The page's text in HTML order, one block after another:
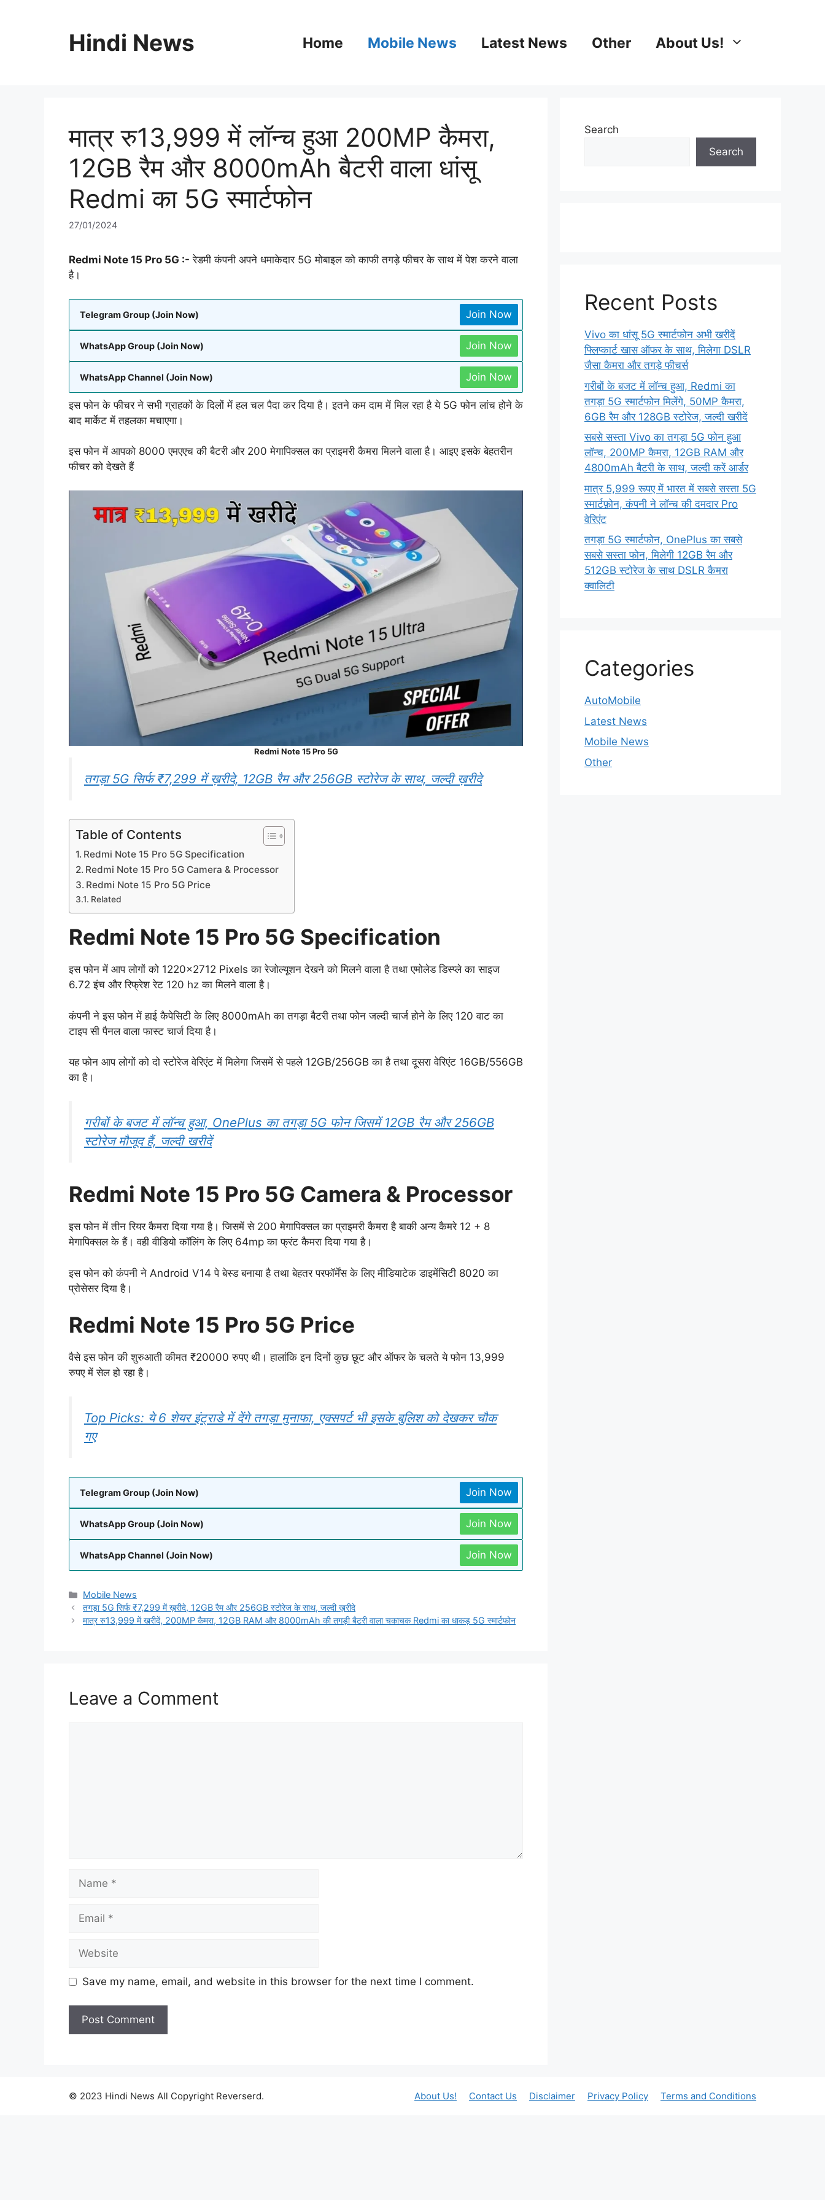
Hindi News Home Mobile News Latest News Other About Us!
मात्र रु13,999 में लॉन्च हुआ 200MP कैमरा,
12GB रैम और 8000mAh बैटरी वाला धांसू
Redmi का 5G स्मार्टफोन
27/01/2024
Redmi Note 15 Pro 5G :- रेडमी कंपनी अपने धमाकेदार 5G मोबाइल को काफी तगड़े फीचर के साथ में पेश करने वाला
है।
Telegram Group (Join Now) Join Now
WhatsApp Group (Join Now) Join Now
WhatsApp Channel (Join Now) Join Now
इस फोन के फीचर ने सभी ग्राहकों के दिलों में हल चल पैदा कर दिया है। इतने कम दाम में मिल रहा है ये 5G फोन लांच होने के
बाद मार्केट में तहलका मचाएगा।
इस फोन में आपको 8000 एमएएच की बैटरी और 200 मेगापिक्सल का प्राइमरी कैमरा मिलने वाला है। आइए इसके बेहतरीन
फीचर को देखते हैं
Redmi Note 15 Pro 5G
तगड़ा 5G सिर्फ ₹7,299 में ख़रीदे, 12GB रैम और 256GB स्टोरेज के साथ, जल्दी ख़रीदे
Table of Contents
Redmi Note 15 Pro 5G Specification
Redmi Note 15 Pro 5G Camera & Processor
Redmi Note 15 Pro 5G Price
Related
Redmi Note 15 Pro 5G Specification
इस फोन में आप लोगों को 1220×2712 Pixels का रेजोल्यूशन देखने को मिलने वाला है तथा एमोलेड डिस्प्ले का साइज
6.72 इंच और रिफ्रेश रेट 120 hz का मिलने वाला है।
कंपनी ने इस फोन में हाई कैपेसिटी के लिए 8000mAh का तगड़ा बैटरी तथा फोन जल्दी चार्ज होने के लिए 120 वाट का
टाइप सी पैनल वाला फास्ट चार्ज दिया है।
यह फोन आप लोगों को दो स्टोरेज वेरिएंट में मिलेगा जिसमें से पहले 12GB/256GB का है तथा दूसरा वेरिएंट 16GB/556GB
का है।
गरीबों के बजट में लॉन्च हुआ, OnePlus का तगड़ा 5G फोन जिसमें 12GB रैम और 256GB
स्टोरेज मौजूद हैं, जल्दी खरीदें
Redmi Note 15 Pro 5G Camera & Processor
इस फोन में तीन रियर कैमरा दिया गया है। जिसमें से 200 मेगापिक्सल का प्राइमरी कैमरा है बाकी अन्य कैमरे 12 + 8
मेगापिक्सल के हैं। वही वीडियो कॉलिंग के लिए 64mp का फ्रंट कैमरा दिया गया है।
इस फोन को कंपनी ने Android V14 पे बेस्ड बनाया है तथा बेहतर परफॉर्मेंस के लिए मीडियाटेक डाइमेंसिटी 8020 का
प्रोसेसर दिया है।
Redmi Note 15 Pro 5G Price
वैसे इस फोन की शुरुआती कीमत ₹20000 रुपए थी। हालांकि इन दिनों कुछ छूट और ऑफर के चलते ये फोन 13,999
रुपए में सेल हो रहा है।
Top Picks: ये 6 शेयर इंट्राडे में देंगे तगड़ा मुनाफा, एक्सपर्ट भी इसके बुलिश को देखकर चौक
गए
Telegram Group (Join Now) Join Now
WhatsApp Group (Join Now) Join Now
WhatsApp Channel (Join Now) Join Now
Categories
Mobile News
तगड़ा 5G सिर्फ ₹7,299 में ख़रीदे, 12GB रैम और 256GB स्टोरेज के साथ, जल्दी ख़रीदे
मात्र रु13,999 में खरीदें, 200MP कैमरा, 12GB RAM और 8000mAh की तगड़ी बैटरी वाला चकाचक Redmi का धाकड़ 5G स्मार्टफोन
Leave a Comment
Name
Email
Website
Save my name, email, and website in this browser for the next time I comment.
Search
Search
Recent Posts
Vivo का धांसू 5G स्मार्टफोन अभी खरीदें
फ्लिप्कार्ट खास ऑफर के साथ, मिलेगा DSLR
जैसा कैमरा और तगड़े फीचर्स
गरीबों के बजट में लॉन्च हुआ, Redmi का
तगड़ा 5G स्मार्टफोन मिलेंगे, 50MP कैमरा,
6GB रैम और 128GB स्टोरेज, जल्दी खरीदें
सबसे सस्ता Vivo का तगड़ा 5G फोन हुआ
लॉन्च, 200MP कैमरा, 12GB RAM और
4800mAh बैटरी के साथ, जल्दी करें आर्डर
मात्र 5,999 रूपए में भारत में सबसे सस्ता 5G
स्मार्टफ़ोन, कंपनी ने लॉन्च की दमदार Pro
वेरिएंट
तगड़ा 5G स्मार्टफोन, OnePlus का सबसे
सबसे सस्ता फोन, मिलेगी 12GB रैम और
512GB स्टोरेज के साथ DSLR कैमरा
क्वालिटी
Categories
AutoMobile
Latest News
Mobile News
Other
About Us! Contact Us Disclaimer Privacy Policy Terms and Conditions
© 2023 Hindi News All Copyright Reverserd.